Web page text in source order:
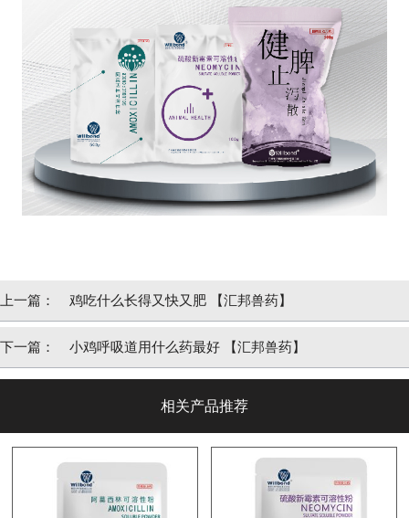
上一篇： 鸡吃什么长得又快又肥 【汇邦兽药】
下一篇： 小鸡呼吸道用什么药最好 【汇邦兽药】
相关产品推荐